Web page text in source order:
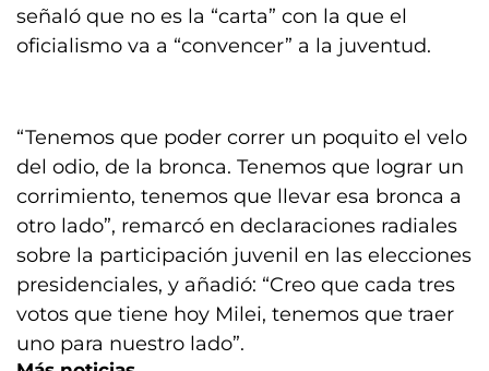
señaló que no es la “carta” con la que el
oficialismo va a “convencer” a la juventud.
“Tenemos que poder correr un poquito el velo
del odio, de la bronca. Tenemos que lograr un
corrimiento, tenemos que llevar esa bronca a
otro lado”, remarcó en declaraciones radiales
sobre la participación juvenil en las elecciones
presidenciales, y añadió: “Creo que cada tres
votos que tiene hoy Milei, tenemos que traer
uno para nuestro lado”.